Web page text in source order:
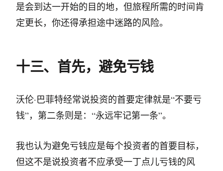
是会到达一开始的目的地，但旅程所需的时间肯
定更长，你还得承担途中迷路的风险。
十三、首先，避免亏钱
沃伦·巴菲特经常说投资的首要定律就是“不要亏
钱”，第二条则是：“永远牢记第一条”。
我也认为避免亏钱应是每个投资者的首要目标，
但这不是说投资者不应承受一丁点儿亏钱的风